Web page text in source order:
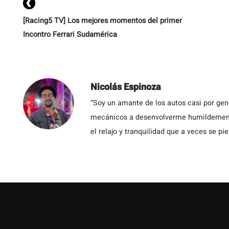
[Racing5 TV] Los mejores momentos del primer
Incontro Ferrari Sudamérica
Nicolás Espinoza
“Soy un amante de los autos casi por
mecánicos a desenvolverme
el relajo y tranquilidad que a veces se